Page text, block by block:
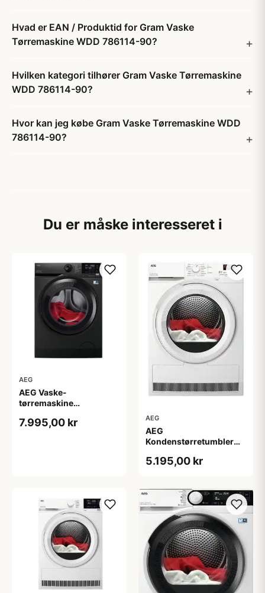
Hvad er EAN / Produktid for Gram Vaske
Tørremaskine WDD 786114-90?
Hvilken kategori tilhører Gram Vaske Tørremaskine
WDD 786114-90?
Hvor kan jeg købe Gram Vaske Tørremaskine WDD
786114-90?
Du er måske interesseret i
AEG
AEG Vaske-
tørremaskine
garanti
7.995,00 kr AEG
AEG
Kondenstørretumbler
5.195,00 kr